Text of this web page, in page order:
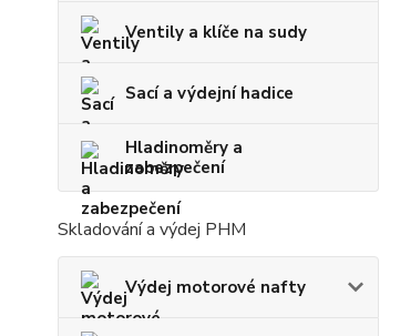
Ventily a klíče na sudy
Sací a výdejní hadice
Hladinoměry a
zabezpečení
Skladování a výdej PHM
Výdej motorové nafty